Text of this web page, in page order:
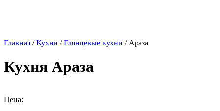
Главная /Кухни /Глянцевые кухни / Араза
Кухня Араза
Цена: